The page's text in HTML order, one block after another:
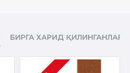
БИРГА ХАРИД ҚИЛИНГАНЛАР